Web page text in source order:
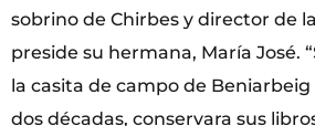
sobrino de Chirbes y director de
preside su hermana, María José.
la casita de campo de Beniarbeig
dos décadas, conservara sus